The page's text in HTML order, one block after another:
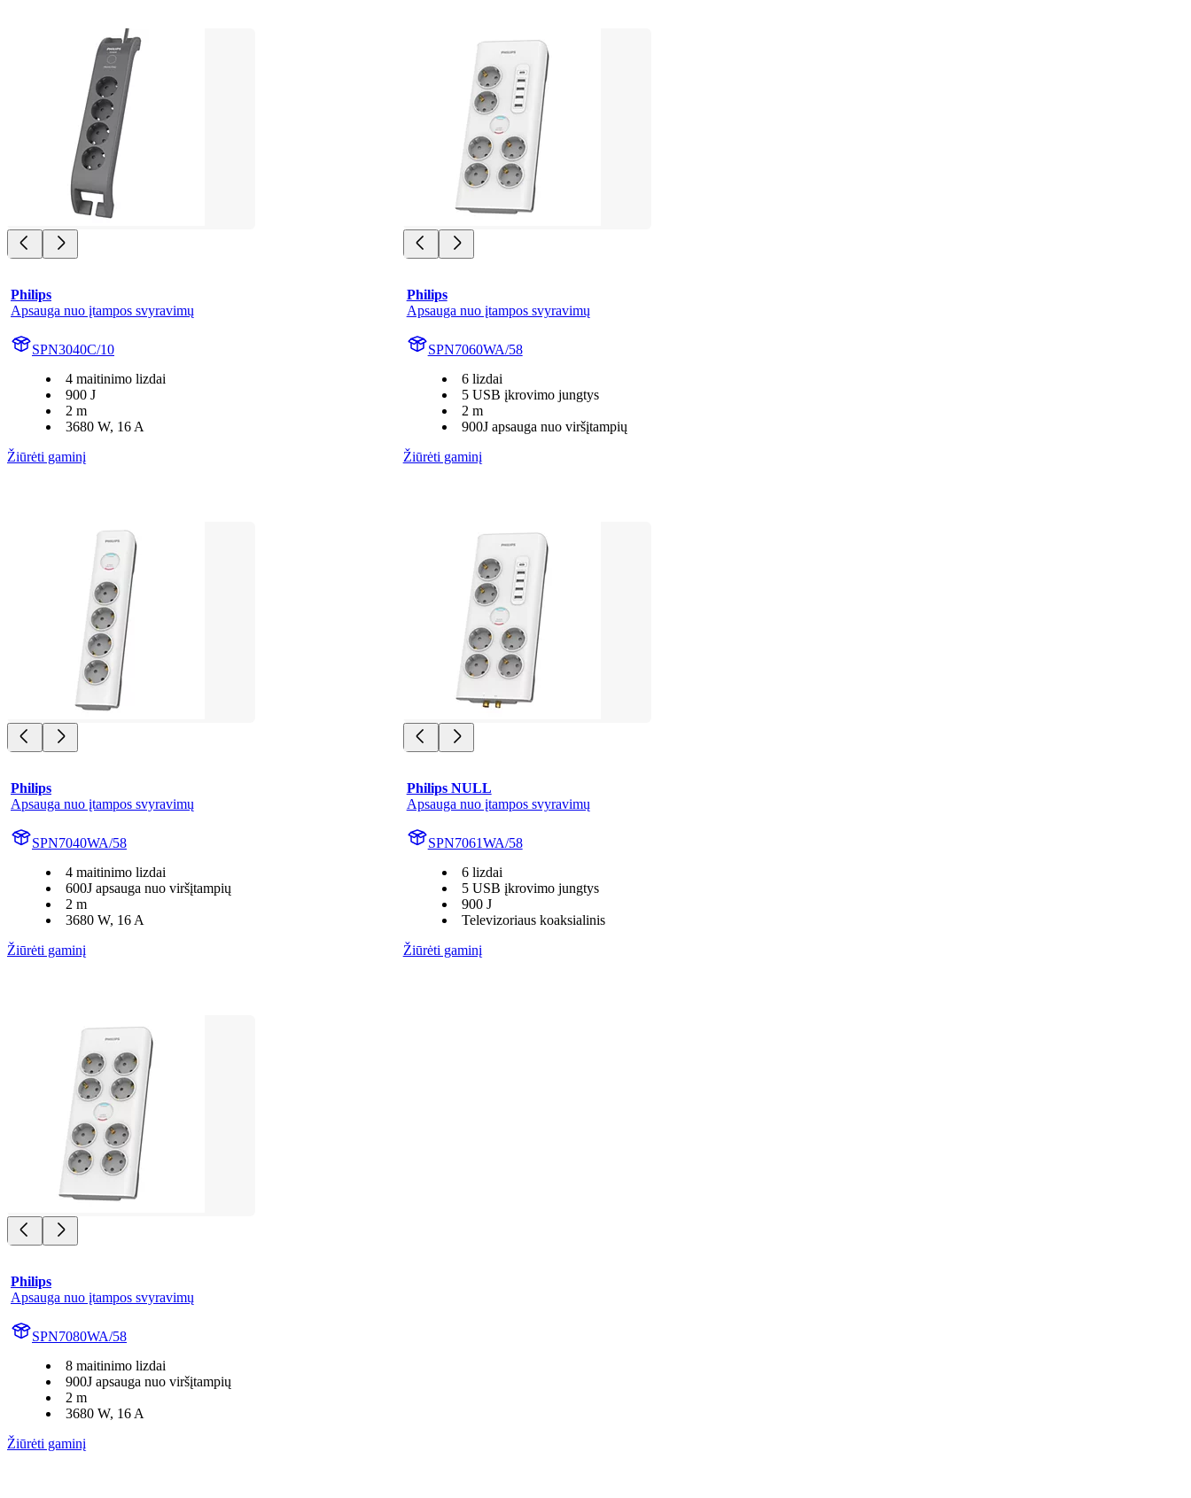
Philips
Apsauga nuo įtampos svyravimų
SPN3040C/10
4 maitinimo lizdai
900 J
2 m
3680 W, 16 A
Žiūrėti gaminį
Philips
Apsauga nuo įtampos svyravimų
SPN7060WA/58
6 lizdai
5 USB įkrovimo jungtys
2 m
900J apsauga nuo viršįtampių
Žiūrėti gaminį
Philips
Apsauga nuo įtampos svyravimų
SPN7040WA/58
4 maitinimo lizdai
600J apsauga nuo viršįtampių
2 m
3680 W, 16 A
Žiūrėti gaminį
Philips NULL
Apsauga nuo įtampos svyravimų
SPN7061WA/58
6 lizdai
5 USB įkrovimo jungtys
900 J
Televizoriaus koaksialinis
Žiūrėti gaminį
Philips
Apsauga nuo įtampos svyravimų
SPN7080WA/58
8 maitinimo lizdai
900J apsauga nuo viršįtampių
2 m
3680 W, 16 A
Žiūrėti gaminį